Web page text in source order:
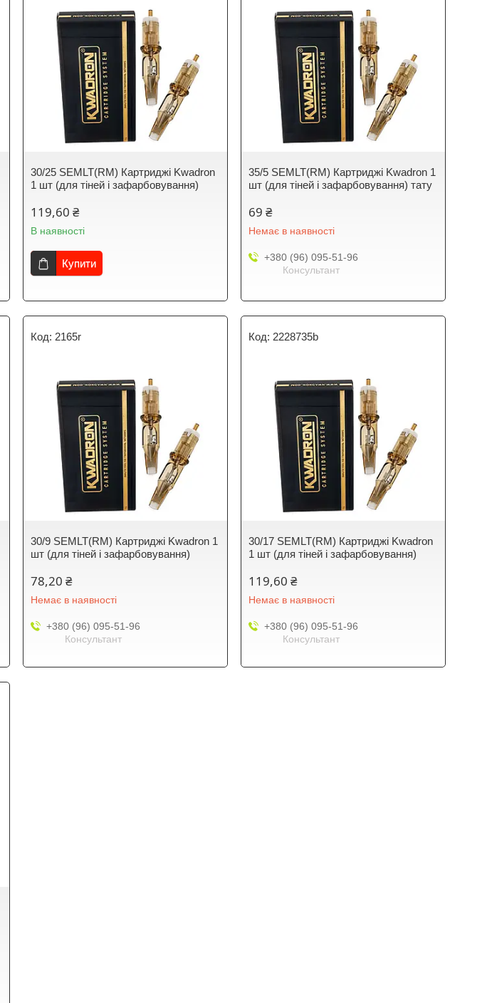
30/25 SEMLT(RM) Картриджі Kwadron
1 шт (для тіней і зафарбовування)
119,60 ₴
В наявності
Купити
35/5 SEMLT(RM) Картриджі Kwadron 1
шт (для тіней і зафарбовування) тату
69 ₴
Немає в наявності
+380 (96) 095-51-96
Консультант
2165r
30/9 SEMLT(RM) Картриджі Kwadron 1
шт (для тіней і зафарбовування)
78,20 ₴
Немає в наявності
+380 (96) 095-51-96
Консультант
2228735b
30/17 SEMLT(RM) Картриджі Kwadron
1 шт (для тіней і зафарбовування)
119,60 ₴
Немає в наявності
+380 (96) 095-51-96
Консультант